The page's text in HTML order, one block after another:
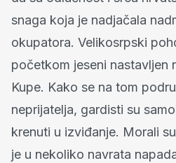
snaga koja je nadjačala
okupatora. Velikosrpski
početkom jeseni nastavljen
Kupe. Kako se na tom
neprijatelja, gardisti su
krenuti u izviđanje. Morali
je u nekoliko navrata